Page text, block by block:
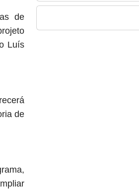
de
Luís
de